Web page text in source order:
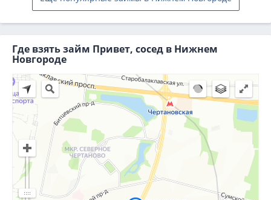
Где взять займ Привет, сосед в Нижнем
Новгороде